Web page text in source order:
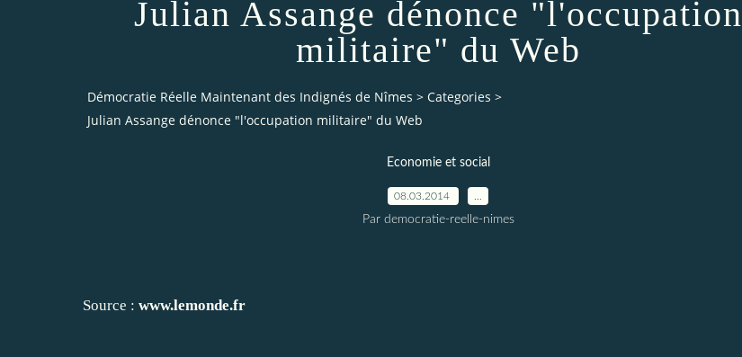
Julian Assange dénonce "l'occupation
militaire" du Web
Démocratie Réelle Maintenant des Indignés de Nîmes > Categories >
Julian Assange dénonce "l'occupation militaire" du Web
Economie et social
08.03.2014
Par democratie-reelle-nimes
Source : www.lemonde.fr